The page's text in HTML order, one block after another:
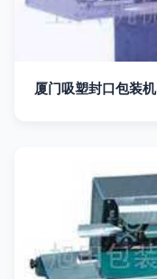
厦门吸塑封口包装